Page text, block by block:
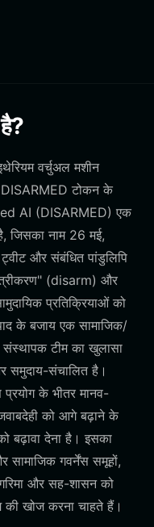
वर्चुअल मशीन
DISARMED टोकन के
AI (DISARMED) एक
जिसका नाम 26 मई,
और संबंधित पांडुलिपि
(disarm) और
प्रतिक्रियाओं को
के बजाय एक सामाजिक/
टीम का खुलासा
समुदाय-संचालित है।
के भीतर मानव-
को आगे बढ़ाने के
बढ़ावा देना है। इसका
गवर्नेंस समूहों,
और सह-शासन को
की खोज करना चाहते हैं।